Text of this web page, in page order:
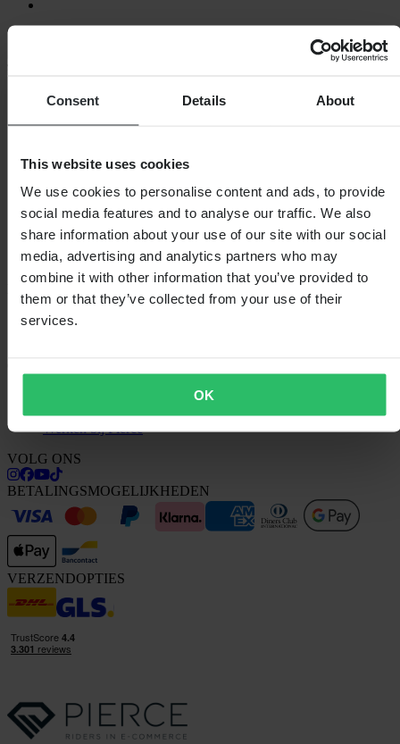
Consent Details About
This website uses cookies
We use cookies to personalise content and ads, to provide
social media features and to analyse our traffic. We also
share information about your use of our site with our social
media, advertising and analytics partners who may
combine it with other information that you’ve provided to
them or that they’ve collected from your use of their
services.
OK
Privacybeleid
Betaling
Herroepingsrecht
Informatie over recycling
Claims & klachten
Bestelstatus
Conformiteitsverklaring
Vragen & antwoorden
Investor relations
Werken bij Pierce
VOLG ONS
BETALINGSMOGELIJKHEDEN
VERZENDOPTIES